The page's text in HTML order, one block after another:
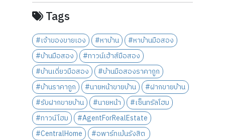
Tags
#เจ้าของขายเอง #หาบ้าน
#หาบ้านมือสอง
#บ้านมือสอง
#ทาวน์เฮ้าส์มือสอง
#บ้านเดี่ยวมือสอง
#บ้านมือสองราคาถูก
#บ้านราคาถูก
#นายหน้าขายบ้าน
#ฝากขายบ้าน
#รับฝากขายบ้าน
#นายหน้า
#เซ็นทรัลโฮม
#ทาวน์โฮม
#AgentForRealEstate
#CentralHome
#อพาร์ทเม้นรังสิต